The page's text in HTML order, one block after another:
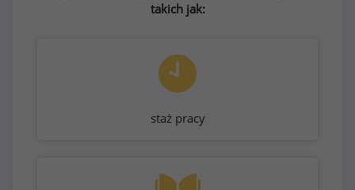
takich jak:
staż pracy